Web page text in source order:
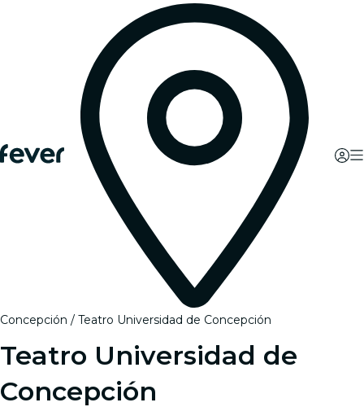
Concepción Teatro Universidad de Concepción
Teatro Universidad de
Concepción